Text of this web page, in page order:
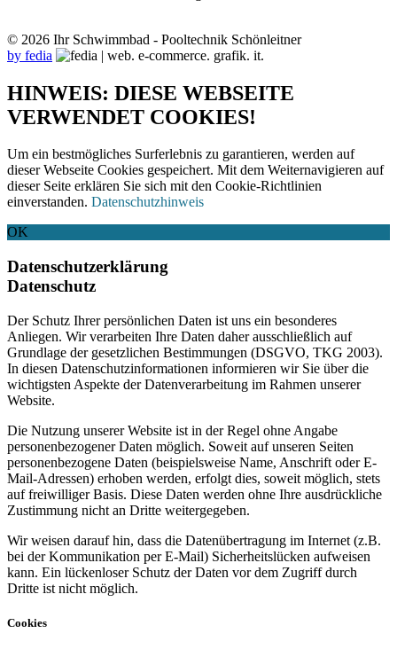
© 2026 Ihr Schwimmbad - Pooltechnik Schönleitner
by fedia
HINWEIS: DIESE WEBSEITE
VERWENDET COOKIES!
Um ein bestmögliches Surferlebnis zu garantieren, werden auf
dieser Webseite Cookies gespeichert. Mit dem Weiternavigieren auf
dieser Seite erklären Sie sich mit den Cookie-Richtlinien
einverstanden. Datenschutzhinweis
OK
Datenschutzerklärung
Datenschutz
Der Schutz Ihrer persönlichen Daten ist uns ein besonderes
Anliegen. Wir verarbeiten Ihre Daten daher ausschließlich auf
Grundlage der gesetzlichen Bestimmungen (DSGVO, TKG 2003).
In diesen Datenschutzinformationen informieren wir Sie über die
wichtigsten Aspekte der Datenverarbeitung im Rahmen unserer
Website.
Die Nutzung unserer Website ist in der Regel ohne Angabe
personenbezogener Daten möglich. Soweit auf unseren Seiten
personenbezogene Daten (beispielsweise Name, Anschrift oder E-
Mail-Adressen) erhoben werden, erfolgt dies, soweit möglich, stets
auf freiwilliger Basis. Diese Daten werden ohne Ihre ausdrückliche
Zustimmung nicht an Dritte weitergegeben.
Wir weisen darauf hin, dass die Datenübertragung im Internet (z.B.
bei der Kommunikation per E-Mail) Sicherheitslücken aufweisen
kann. Ein lückenloser Schutz der Daten vor dem Zugriff durch
Dritte ist nicht möglich.
Cookies